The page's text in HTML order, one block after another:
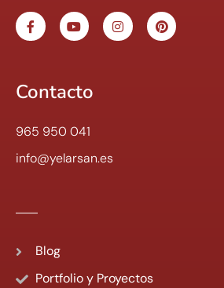
Contacto
965 950 041
info@yelarsan.es
Blog
Portfolio y Proyectos